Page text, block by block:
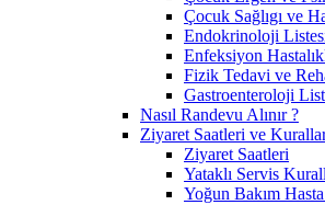
Çocuk Sağlıgı ve
Endokrinoloji
Enfeksiyon
Fizik Tedavi ve
Gastroenteroloji
Nasıl Randevu Alınır ?
Ziyaret Saatleri ve
Ziyaret Saatleri
Yataklı Servis
Yoğun Bakım Hasta